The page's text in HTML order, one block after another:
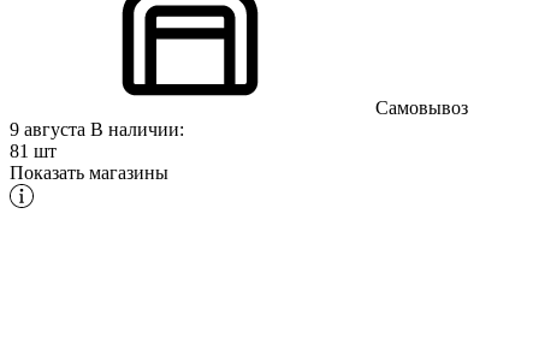
Самовывоз
9 августа В наличии:
81 шт
Показать магазины